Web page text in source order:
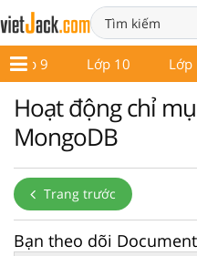
Lớp 9 Lớp 10 Lớp
Hoạt động chỉ
MongoDB
Trang trước
Bạn theo dõi